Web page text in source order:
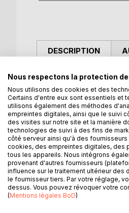
DESCRIPTION
Venez découvrir le
Écrite par un
ouvrage contient la
l'œuvre et l'analyse
Retrouvez tous nos
Nous respectons la protection
Nous utilisons des cookies et des
Certains d'entre eux sont essentiels et
utilisons également des méthodes
empreintes digitales, ainsi que le suivi
des visites sur notre site et la manière
technologies de suivi à des fins de
côté serveur ainsi qu'à des
cookies, des empreintes digitales, des
tous les appareils. Nous intégrons
provenant d'autres fournisseurs
influence sur le traitement ultérieur des
le fournisseur tiers. Par votre réglage,
dessus. Vous pouvez révoquer votre
(Mentions légales BoD)